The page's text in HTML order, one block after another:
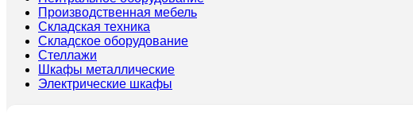
Производственная мебель
Складская техника
Складское оборудование
Стеллажи
Шкафы металлические
Электрические шкафы